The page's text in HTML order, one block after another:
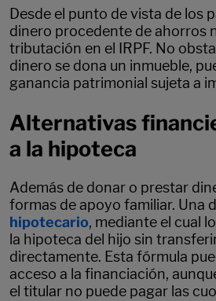
Desde el punto de vista de los
dinero procedente de ahorros
tributación en el IRPF. No
dinero se dona un inmueble,
ganancia patrimonial sujeta a
Alternativas
a la hipoteca
Además de donar o prestar
formas de apoyo familiar. Una
hipotecario, mediante el cual
la hipoteca del hijo sin
directamente. Esta fórmula
acceso a la financiación,
el titular no puede pagar las